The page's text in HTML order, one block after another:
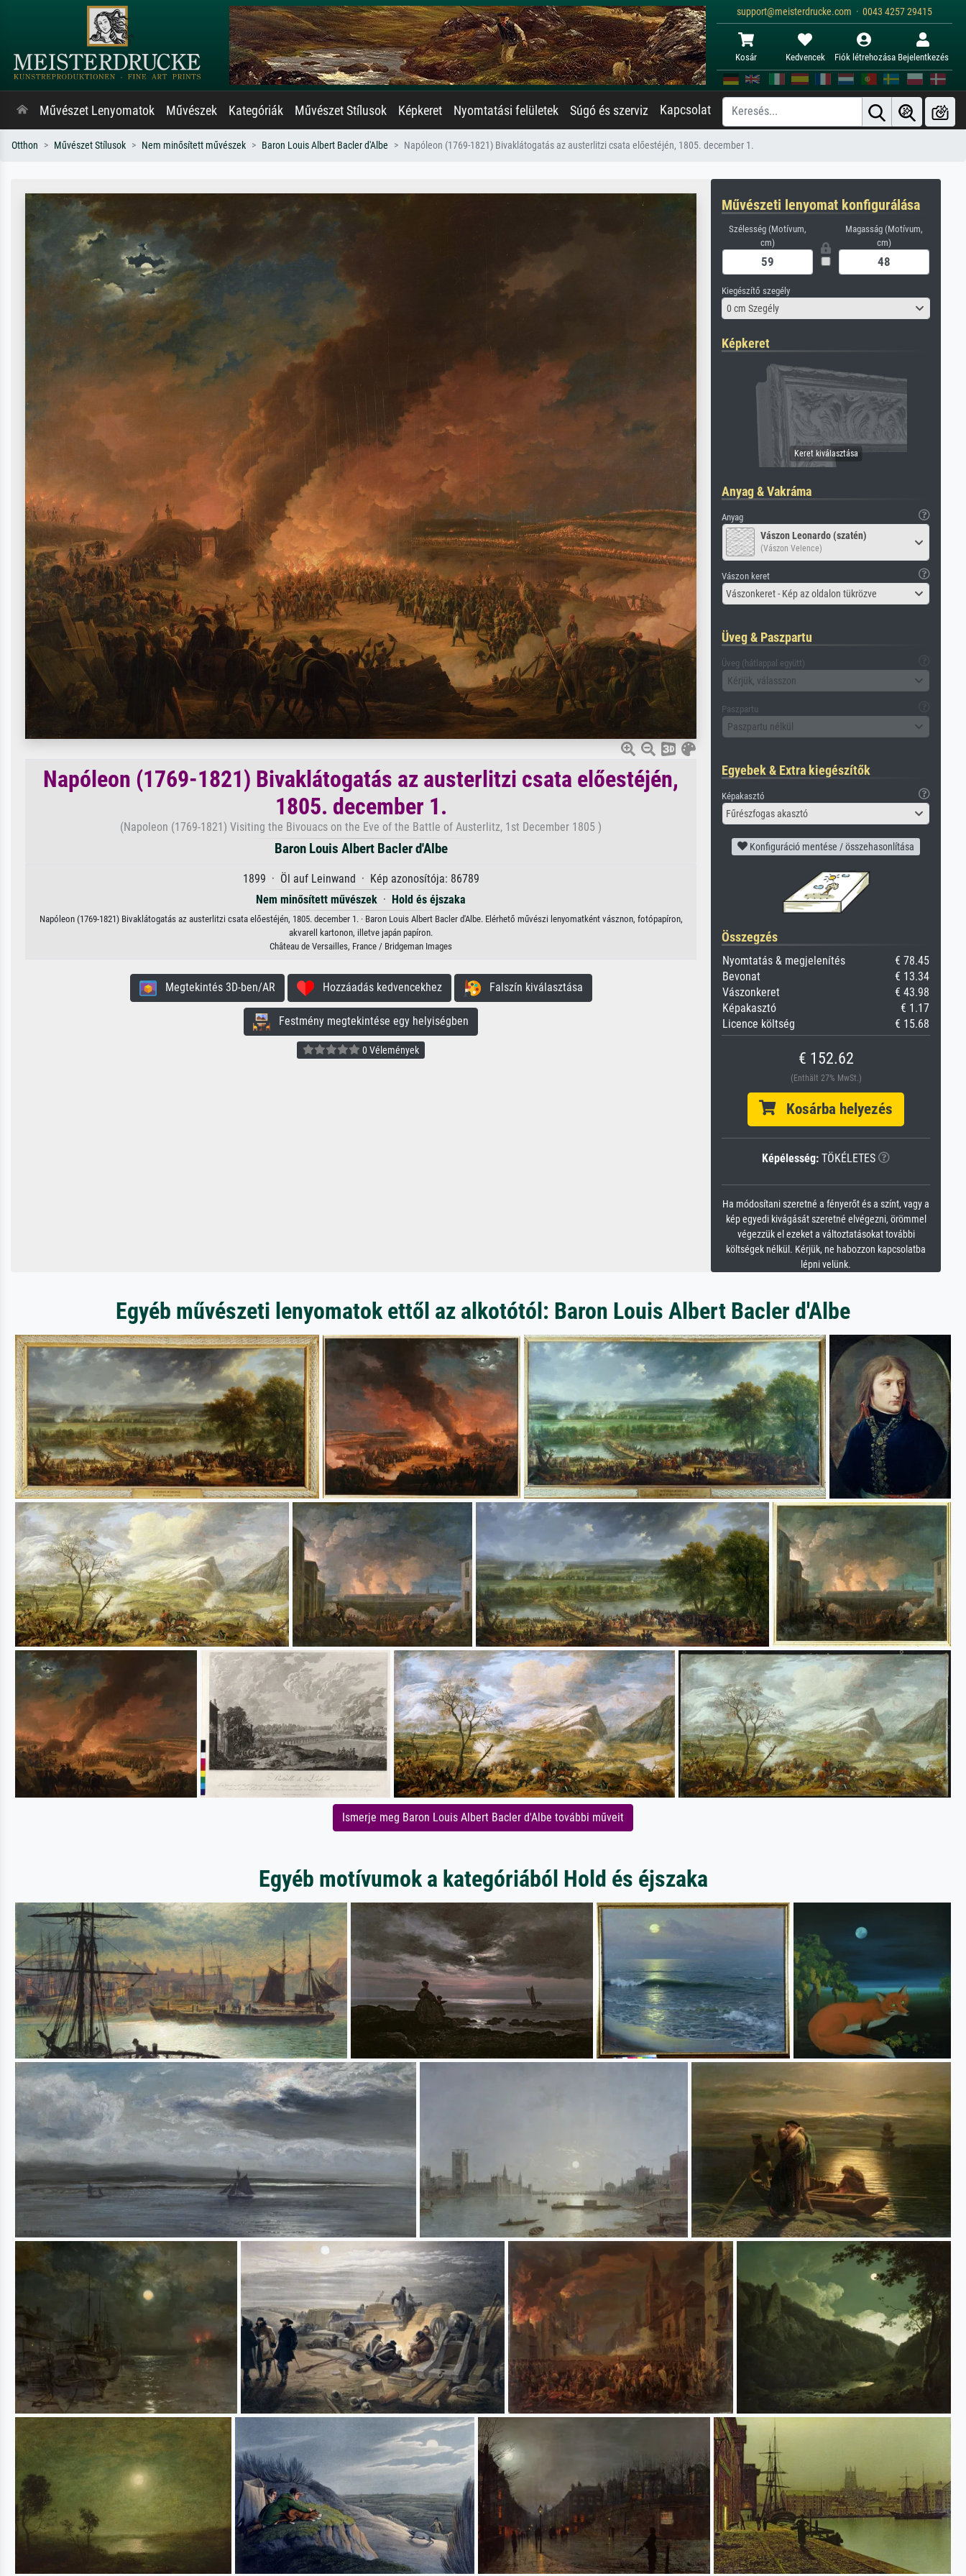
support@meisterdrucke.com · 0043 4257 29415
Kosár Kedvencek Fiók létrehozása Bejelentkezés
Művészet Lenyomatok Művészek Kategóriák Művészet Stílusok Képkeret Nyomtatási felületek Súgó és szerviz Kapcsolat
Otthon Művészet Stílusok Nem minősített művészek Baron Louis Albert Bacler d'Albe Napóleon (1769-1821) Bivaklátogatás az austerlitzi csata előestéjén, 1805. december 1.
Napóleon (1769-1821) Bivaklátogatás az austerlitzi csata előestéjén,
1805. december 1.
(Napoleon (1769-1821) Visiting the Bivouacs on the Eve of the Battle of Austerlitz, 1st December 1805 )
Baron Louis Albert Bacler d'Albe
1899 · Öl auf Leinwand · Kép azonosítója: 86789
Nem minősített művészek · Hold és éjszaka
Napóleon (1769-1821) Bivaklátogatás az austerlitzi csata előestéjén, 1805. december 1. · Baron Louis Albert Bacler d'Albe. Elérhető művészi lenyomatként vásznon, fotópapíron,
akvarell kartonon, illetve japán papíron.
Château de Versailles, France / Bridgeman Images
Megtekintés 3D-ben/AR Hozzáadás kedvencekhez Falszín kiválasztása
Festmény megtekintése egy helyiségben
0 Vélemények
Művészeti lenyomat konfigurálása
Szélesség (Motívum,
cm)
Magasság (Motívum,
cm)
Kiegészítő szegély
0 cm Szegély
Képkeret
Anyag & Vakráma
Anyag
Vászon Leonardo (szatén)
(Vászon Velence)
Vászon keret
Vászonkeret - Kép az oldalon tükrözve
Üveg & Paszpartu
Üveg (hátlappal együtt)
Kérjük, válasszon
Paszpartu
Paszpartu nélkül
Egyebek & Extra kiegészítők
Képakasztó
Fűrészfogas akasztó
Konfiguráció mentése / összehasonlítása
Összegzés
Nyomtatás & megjelenítés
€ 78.45
Bevonat
€ 13.34
Vászonkeret
€ 43.98
Képakasztó
€ 1.17
Licence költség
€ 15.68
€ 152.62
(Enthält 27% MwSt.)
Kosárba helyezés
Képélesség: TÖKÉLETES
Ha módosítani szeretné a fényerőt és a színt, vagy a
kép egyedi kivágását szeretné elvégezni, örömmel
végezzük el ezeket a változtatásokat további
költségek nélkül. Kérjük, ne habozzon kapcsolatba
lépni velünk.
Egyéb művészeti lenyomatok ettől az alkotótól: Baron Louis Albert Bacler d'Albe
Ismerje meg Baron Louis Albert Bacler d'Albe további műveit
Egyéb motívumok a kategóriából Hold és éjszaka